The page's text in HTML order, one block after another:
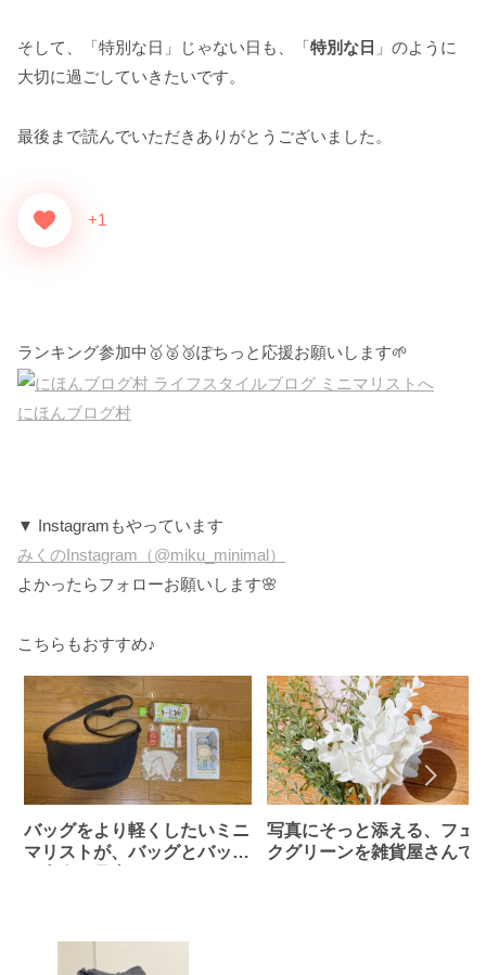
そして、「特別な日」じゃない日も、「特別な日 」のように
大切に過ごしていきたいです。
最後まで読んでいただきありがとうございました。
+1
ランキング参加中🥇🥈🥉ぽちっと応援お願いします🌱
にほんブログ村
▼ Instagramもやっています
みくのInstagram（@miku_minimal）
よかったらフォローお願いします🌸
こちらもおすすめ♪
バッグをより軽くしたいミニ
マリストが、バッグとバッグ
写真にそっと添える、フェ
クグリーンを雑貨屋さんで